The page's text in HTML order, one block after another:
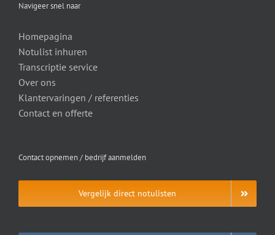
Navigeer snel naar
Homepagina
Notulist inhuren
Transcriptie service
Over ons
Klantervaringen / referenties
Contact en offerte
Contact opnemen / bedrijf aanmelden
Vergelijk direct notulisten